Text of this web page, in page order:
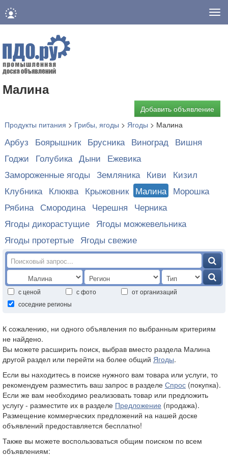
Малина
Добавить объявление
Продукты питания > Грибы, ягоды > Ягоды > Малина
Арбуз Боярышник Брусника Виноград Вишня
Годжи Голубика Дыни Ежевика
Замороженные ягоды Земляника Киви Кизил
Клубника Клюква Крыжовник Малина Морошка
Рябина Смородина Черешня Черника
Ягоды дикорастущие Ягоды можжевельника
Ягоды протертые Ягоды свежие
с ценой с фото
от организаций
соседние регионы
К сожалению, ни одного объявления по выбранным критериям
не найдено.
Вы можете расширить поиск, выбрав вместо раздела Малина
другой раздел или перейти на более общий Ягоды.
Если вы находитесь в поиске нужного вам товара или услуги, то
рекомендуем разместить ваш запрос в разделе Спрос (покупка).
Если же вам необходимо реализовать товар или предложить
услугу - разместите их в разделе Предложение (продажа).
Размещение коммерческих предложений на нашей доске
объявлений предоставляется бесплатно!
Также вы можете воспользоваться общим поиском по всем
объявлениям: